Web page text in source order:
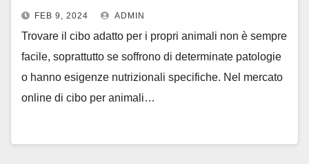
FEB 9, 2024 ADMIN
Trovare il cibo adatto per i propri animali non è sempre
facile, soprattutto se soffrono di determinate patologie
o hanno esigenze nutrizionali specifiche. Nel mercato
online di cibo per animali…